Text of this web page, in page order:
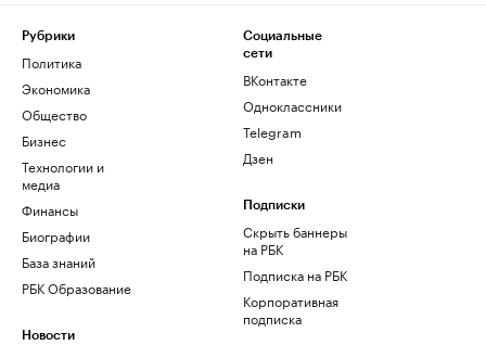
Рубрики
Политика
Экономика
Общество
Бизнес
Технологии и
медиа
Финансы
Биографии
База знаний
РБК Образование
Новости
Социальные
сети
ВКонтакте
Одноклассники
Telegram
Дзен
Подписки
Скрыть баннеры
на РБК
Подписка на РБК
Корпоративная
подписка